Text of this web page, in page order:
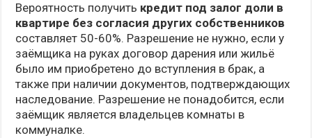
Вероятность получить кредит под залог доли в
квартире без согласия других собственников
составляет 50-60%. Разрешение не нужно, если у
заёмщика на руках договор дарения или жильё
было им приобретено до вступления в брак, а
также при наличии документов, подтверждающих
наследование. Разрешение не понадобится, если
заёмщик является владельцев комнаты в
коммуналке.